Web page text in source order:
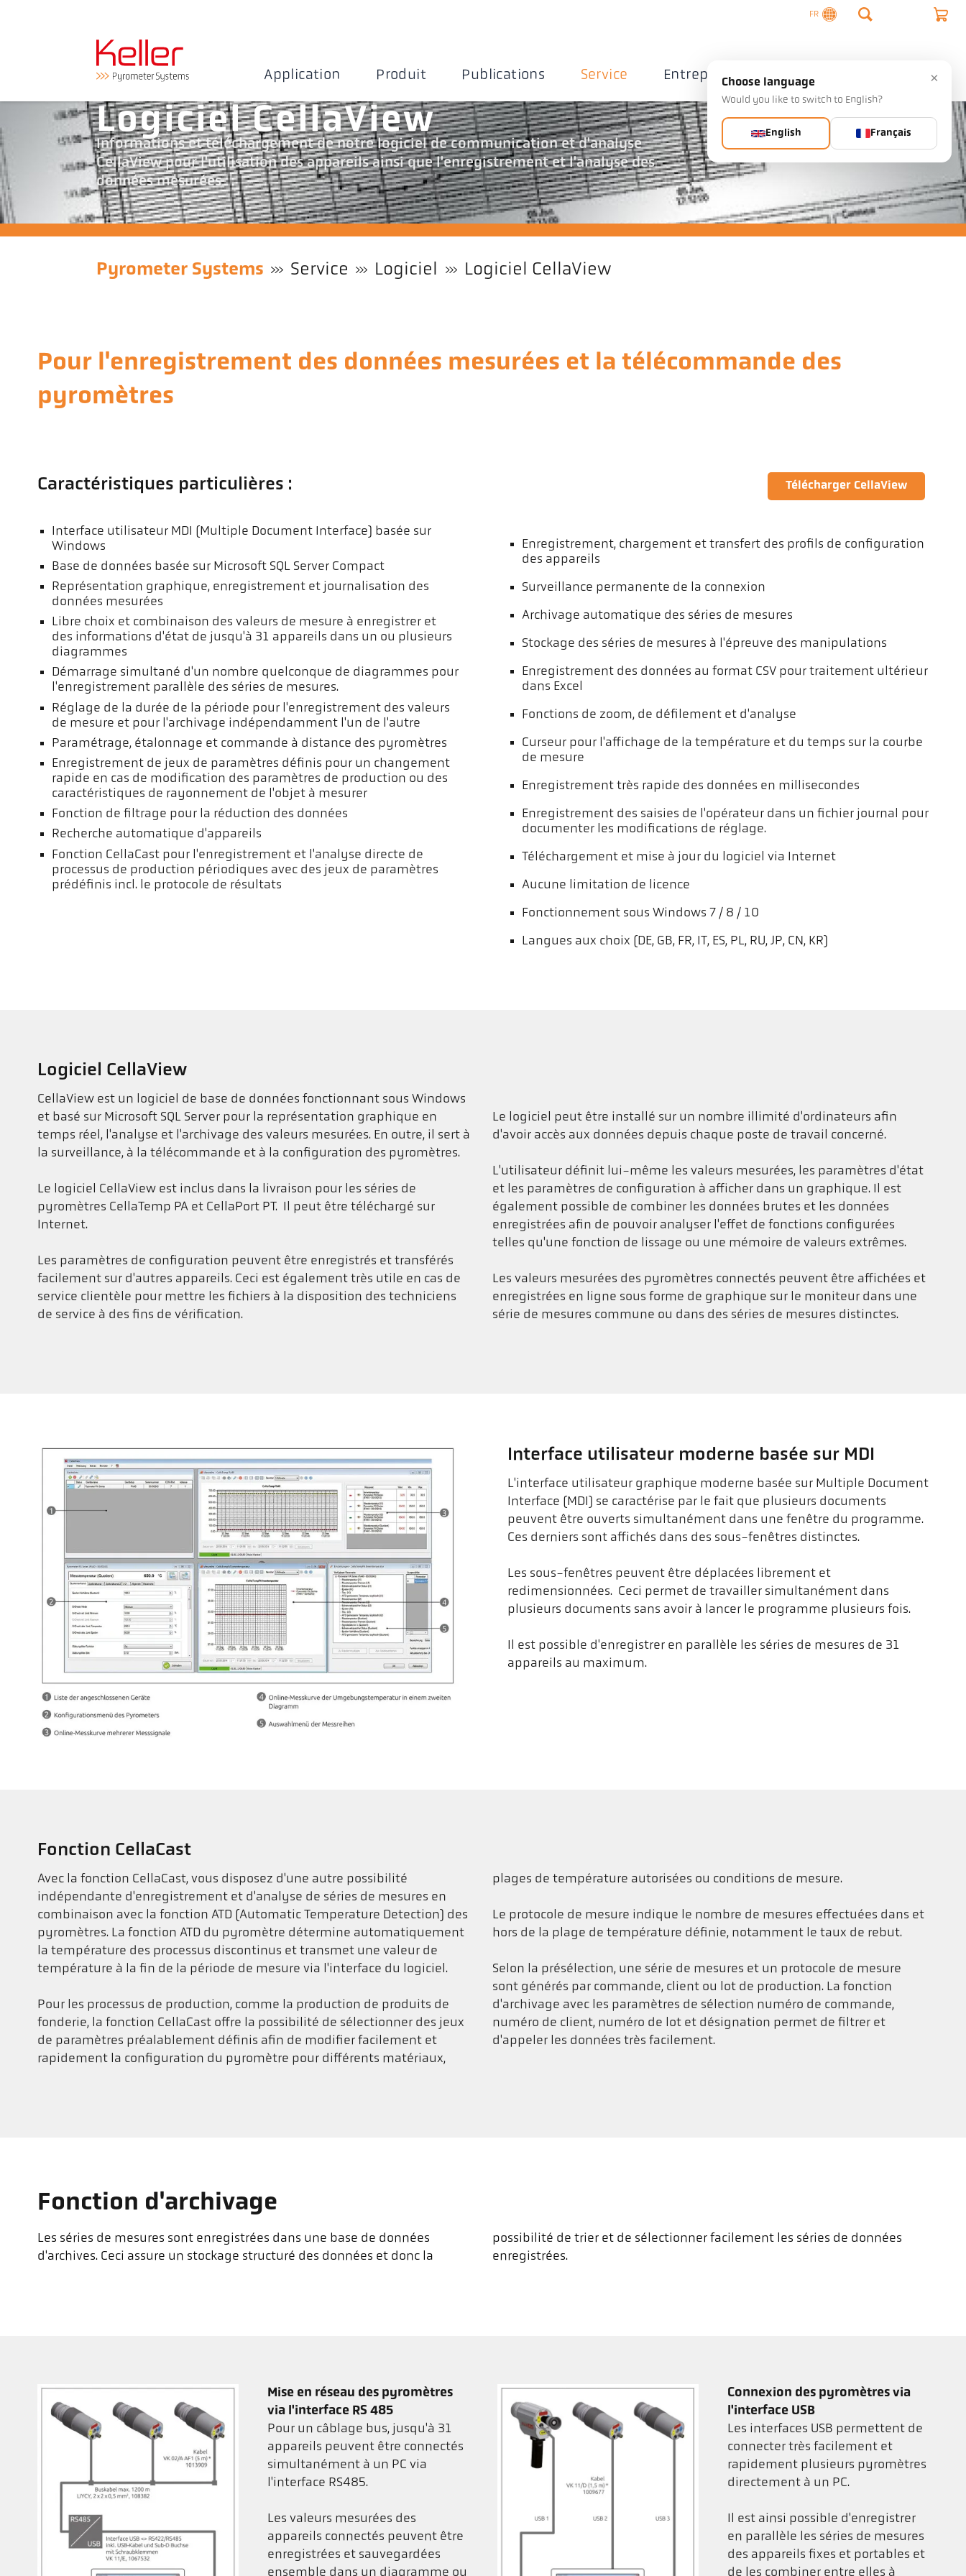
FR
Application Produit Publications Service Entreprise Contact
Logiciel CellaView
Informations et téléchargement de notre logiciel de communication et d'analyse
CellaView pour l'utilisation des appareils ainsi que l'enregistrement et l'analyse des
données mesurées
Pyrometer Systems Service Logiciel Logiciel CellaView
Pour l'enregistrement des données mesurées et la télécommande des
pyromètres
Caractéristiques particulières : Télécharger CellaView
Interface utilisateur MDI (Multiple Document Interface) basée sur
Windows
Base de données basée sur Microsoft SQL Server Compact
Représentation graphique, enregistrement et journalisation des
données mesurées
Libre choix et combinaison des valeurs de mesure à enregistrer et
des informations d'état de jusqu'à 31 appareils dans un ou plusieurs
diagrammes
Démarrage simultané d'un nombre quelconque de diagrammes pour
l'enregistrement parallèle des séries de mesures.
Réglage de la durée de la période pour l'enregistrement des valeurs
de mesure et pour l'archivage indépendamment l'un de l'autre
Paramétrage, étalonnage et commande à distance des pyromètres
Enregistrement de jeux de paramètres définis pour un changement
rapide en cas de modification des paramètres de production ou des
caractéristiques de rayonnement de l'objet à mesurer
Fonction de filtrage pour la réduction des données
Recherche automatique d'appareils
Fonction CellaCast pour l'enregistrement et l'analyse directe de
processus de production périodiques avec des jeux de paramètres
prédéfinis incl. le protocole de résultats
Enregistrement, chargement et transfert des profils de configuration
des appareils
Surveillance permanente de la connexion
Archivage automatique des séries de mesures
Stockage des séries de mesures à l'épreuve des manipulations
Enregistrement des données au format CSV pour traitement ultérieur
dans Excel
Fonctions de zoom, de défilement et d'analyse
Curseur pour l'affichage de la température et du temps sur la courbe
de mesure
Enregistrement très rapide des données en millisecondes
Enregistrement des saisies de l'opérateur dans un fichier journal pour
documenter les modifications de réglage.
Téléchargement et mise à jour du logiciel via Internet
Aucune limitation de licence
Fonctionnement sous Windows 7 / 8 / 10
Langues aux choix (DE, GB, FR, IT, ES, PL, RU, JP, CN, KR)
Logiciel CellaView
CellaView est un logiciel de base de données fonctionnant sous Windows
et basé sur Microsoft SQL Server pour la représentation graphique en
temps réel, l'analyse et l'archivage des valeurs mesurées. En outre, il sert à
la surveillance, à la télécommande et à la configuration des pyromètres.
Le logiciel CellaView est inclus dans la livraison pour les séries de
pyromètres CellaTemp PA et CellaPort PT. Il peut être téléchargé sur
Internet.
Les paramètres de configuration peuvent être enregistrés et transférés
facilement sur d'autres appareils. Ceci est également très utile en cas de
service clientèle pour mettre les fichiers à la disposition des techniciens
de service à des fins de vérification.
Le logiciel peut être installé sur un nombre illimité d'ordinateurs afin
d'avoir accès aux données depuis chaque poste de travail concerné.
L'utilisateur définit lui-même les valeurs mesurées, les paramètres d'état
et les paramètres de configuration à afficher dans un graphique. Il est
également possible de combiner les données brutes et les données
enregistrées afin de pouvoir analyser l'effet de fonctions configurées
telles qu'une fonction de lissage ou une mémoire de valeurs extrêmes.
Les valeurs mesurées des pyromètres connectés peuvent être affichées et
enregistrées en ligne sous forme de graphique sur le moniteur dans une
série de mesures commune ou dans des séries de mesures distinctes.
Interface utilisateur moderne basée sur MDI
L'interface utilisateur graphique moderne basée sur Multiple Document
Interface (MDI) se caractérise par le fait que plusieurs documents
peuvent être ouverts simultanément dans une fenêtre du programme.
Ces derniers sont affichés dans des sous-fenêtres distinctes.
Les sous-fenêtres peuvent être déplacées librement et
redimensionnées. Ceci permet de travailler simultanément dans
plusieurs documents sans avoir à lancer le programme plusieurs fois.
Il est possible d'enregistrer en parallèle les séries de mesures de 31
appareils au maximum.
Fonction CellaCast
Avec la fonction CellaCast, vous disposez d'une autre possibilité
indépendante d'enregistrement et d'analyse de séries de mesures en
combinaison avec la fonction ATD (Automatic Temperature Detection) des
pyromètres. La fonction ATD du pyromètre détermine automatiquement
la température des processus discontinus et transmet une valeur de
température à la fin de la période de mesure via l'interface du logiciel.
Pour les processus de production, comme la production de produits de
fonderie, la fonction CellaCast offre la possibilité de sélectionner des jeux
de paramètres préalablement définis afin de modifier facilement et
rapidement la configuration du pyromètre pour différents matériaux,
plages de température autorisées ou conditions de mesure.
Le protocole de mesure indique le nombre de mesures effectuées dans et
hors de la plage de température définie, notamment le taux de rebut.
Selon la présélection, une série de mesures et un protocole de mesure
sont générés par commande, client ou lot de production. La fonction
d'archivage avec les paramètres de sélection numéro de commande,
numéro de client, numéro de lot et désignation permet de filtrer et
d'appeler les données très facilement.
Fonction d'archivage
Les séries de mesures sont enregistrées dans une base de données
d'archives. Ceci assure un stockage structuré des données et donc la
possibilité de trier et de sélectionner facilement les séries de données
enregistrées.
Mise en réseau des pyromètres
via l'interface RS 485
Pour un câblage bus, jusqu'à 31
appareils peuvent être connectés
simultanément à un PC via
l'interface RS485.
Les valeurs mesurées des
appareils connectés peuvent être
enregistrées et sauvegardées
ensemble dans un diagramme ou
Connexion des pyromètres via
l'interface USB
Les interfaces USB permettent de
connecter très facilement et
rapidement plusieurs pyromètres
directement à un PC.
Il est ainsi possible d'enregistrer
en parallèle les séries de mesures
des appareils fixes et portables et
de les combiner entre elles à
×
Choose language
Would you like to switch to English?
English Français